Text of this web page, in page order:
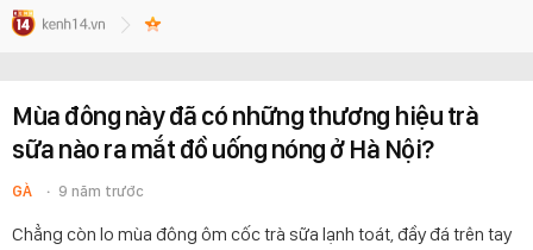
Mùa đông này đã có những thương hiệu trà
sữa nào ra mắt đồ uống nóng ở Hà Nội?
GÀ 9 năm trước
Chẳng còn lo mùa đông ôm cốc trà sữa lạnh toát, đầy đá trên tay